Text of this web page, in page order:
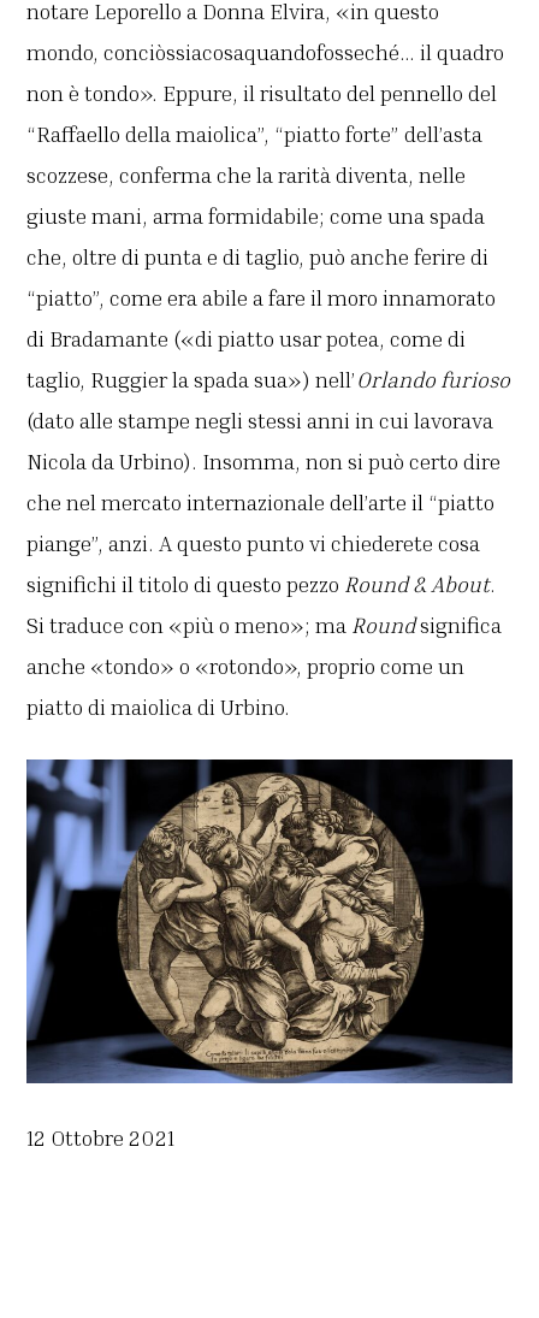
notare Leporello a Donna Elvira, «in questo
mondo, conciòssiacosaquandofosseché… il quadro
non è tondo». Eppure, il risultato del pennello del
“Raffaello della maiolica”, “piatto forte” dell’asta
scozzese, conferma che la rarità diventa, nelle
giuste mani, arma formidabile; come una spada
che, oltre di punta e di taglio, può anche ferire di
“piatto”, come era abile a fare il moro innamorato
di Bradamante («di piatto usar potea, come di
taglio, Ruggier la spada sua») nell’Orlando furioso
(dato alle stampe negli stessi anni in cui lavorava
Nicola da Urbino). Insomma, non si può certo dire
che nel mercato internazionale dell’arte il “piatto
piange”, anzi. A questo punto vi chiederete cosa
significhi il titolo di questo pezzo Round & About.
Si traduce con «più o meno»; ma Roundsignifica
anche «tondo» o «rotondo», proprio come un
piatto di maiolica di Urbino.
12 Ottobre 2021